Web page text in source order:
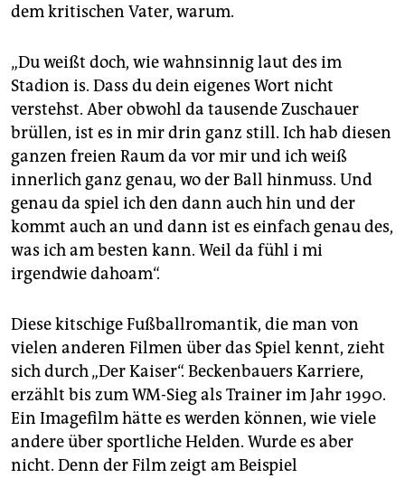
dem kritischen Vater, warum.
„Du weißt doch, wie wahnsinnig laut des im
Stadion is. Dass du dein eigenes Wort nicht
verstehst. Aber obwohl da tausende Zuschauer
brüllen, ist es in mir drin ganz still. Ich hab diesen
ganzen freien Raum da vor mir und ich weiß
innerlich ganz genau, wo der Ball hinmuss. Und
genau da spiel ich den dann auch hin und der
kommt auch an und dann ist es einfach genau des,
was ich am besten kann. Weil da fühl i mi
irgendwie dahoam“.
Diese kitschige Fußballromantik, die man von
vielen anderen Filmen über das Spiel kennt, zieht
sich durch „Der Kaiser“. Beckenbauers Karriere,
erzählt bis zum WM-Sieg als Trainer im Jahr 1990.
Ein Imagefilm hätte es werden können, wie viele
andere über sportliche Helden. Wurde es aber
nicht. Denn der Film zeigt am Beispiel